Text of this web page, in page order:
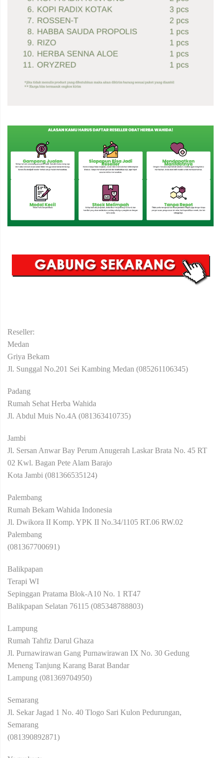
Reseller:
Medan
Griya Bekam
Jl. Sunggal No.201 Sei Kambing Medan (085261106345)
Padang
Rumah Sehat Herba Wahida
Jl. Abdul Muis No.4A (081363410735)
Jambi
Jl. Sersan Anwar Bay Perum Anugerah Laskar Brata No. 45 RT
02 Kwl. Bagan Pete Alam Barajo
Kota Jambi (081366535124)
Palembang
Rumah Bekam Wahida Indonesia
Jl. Dwikora II Komp. YPK II No.34/1105 RT.06 RW.02
Palembang
(081367700691)
Balikpapan
Terapi WI
Sepinggan Pratama Blok-A10 No. 1 RT47
Balikpapan Selatan 76115 (085348788803)
Lampung
Rumah Tahfiz Darul Ghaza
Jl. Purnawirawan Gang Purnawirawan IX No. 30 Gedung
Meneng Tanjung Karang Barat Bandar
Lampung (081369704950)
Semarang
Jl. Sekar Jagad 1 No. 40 Tlogo Sari Kulon Pedurungan,
Semarang
(081390892871)